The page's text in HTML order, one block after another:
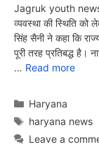
Jagruk youth
व्यवस्था की स्थिति को
सिंह सैनी ने कहा कि
पूरी तरह प्रतिबद्ध है।
… Read more
Categories
Haryana
Tags
haryana news
Leave a